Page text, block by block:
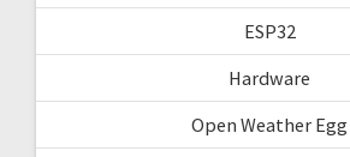
ESP32
Hardware
Open Weather Egg